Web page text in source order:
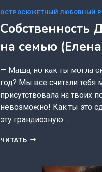
ОСТРОСЮЖЕТНЫЙ ЛЮБОВНЫЙ
Собственность
на семью
— Маша, но как ты могла
год? Мы все считали тебя
присутствовала на твоих
невозможно! Как ты это
эту грандиозную…
ЧИТАТЬ СОБСТВЕННОСТЬ